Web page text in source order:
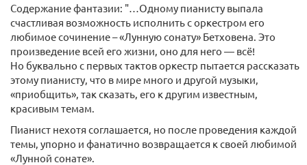
Содержание фантазии: "…Одному пианисту выпала
счастливая возможность исполнить с оркестром его
любимое сочинение – «Лунную сонату» Бетховена. Это
произведение всей его жизни, оно для него — всё!
Но буквально с первых тактов оркестр пытается рассказать
этому пианисту, что в мире много и другой музыки,
«приобщить», так сказать, его к другим известным,
красивым темам.
Пианист нехотя соглашается, но после проведения каждой
темы, упорно и фанатично возвращается к своей любимой
«Лунной сонате».